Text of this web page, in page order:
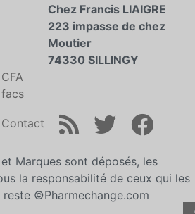
Chez Francis LIAIGRE
223 impasse de chez
Moutier
74330 SILLINGY
Contact
Marques sont déposés, les
la responsabilité de ceux qui les
©Pharmechange.com